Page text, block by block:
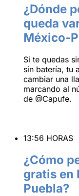
¿Dónde
queda
México-
Si te quedas
sin batería, tu
cambiar una
marcando al
de @Capufe.
13:56 HORAS
¿Cómo
gratis en
Puebla?